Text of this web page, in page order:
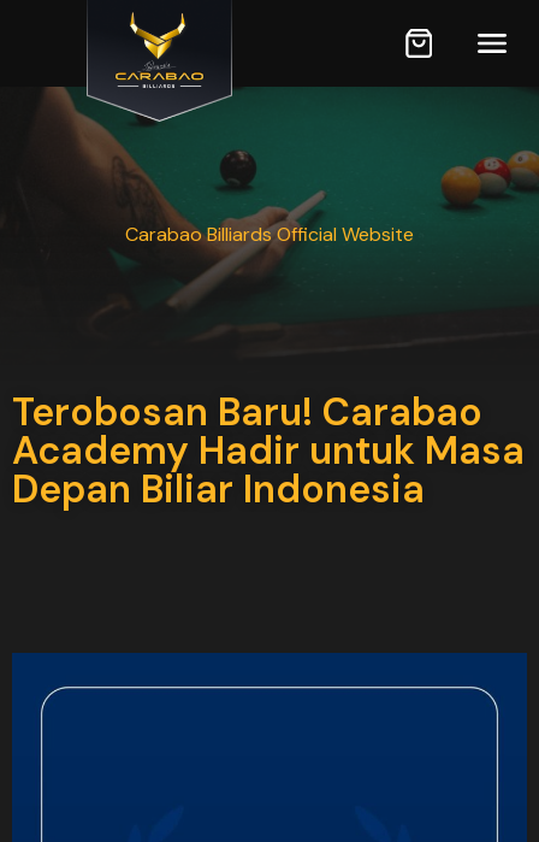
Carabao Billiards Official Website
Terobosan Baru! Carabao
Academy Hadir untuk Masa
Depan Biliar Indonesia